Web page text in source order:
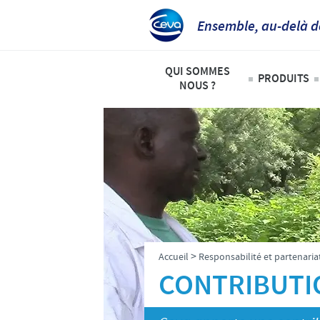
Ensemble, au-delà
QUI SOMMES
NOUS ?
Ceva Afrique Intertropicale
Aperçu de la société
Notre mission
Nos activités
Nos valeurs
Contacts équipe Ceva
PRODUITS
Liste
Bovins
Ovins –
Volailles
Accueil > Responsabilité et